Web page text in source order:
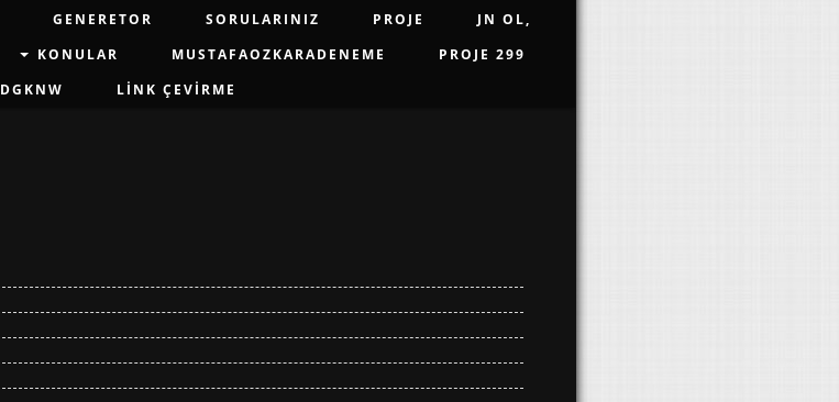
GENERETOR SORULARINIZ PROJE
JN OL,
KONULAR MUSTAFAOZKARADENEME
PROJE 299
DGKNW LINK ÇEVIRME